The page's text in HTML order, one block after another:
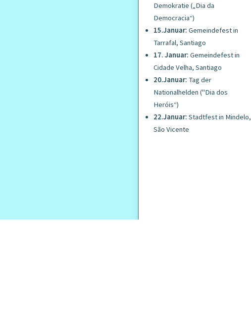
Demokratie („Dia da
Democracia“)
15.Januar: Gemeindefest in
Tarrafal, Santiago
17. Januar: Gemeindefest in
Cidade Velha, Santiago
20.Januar: Tag der
Nationalhelden ("Dia dos
Heróis“)
22.Januar: Stadtfest in Mindelo,
São Vicente